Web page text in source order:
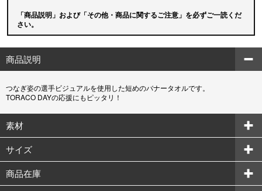
「商品説明」および「その他・商品に関するご注意」を必ずご一読くだ
さい。
商品説明
つなぎ姿の選手ビジュアルを使用した短めのバナータオルです。
TORACO DAYの応援にもピッタリ！
素材
サイズ
商品在庫